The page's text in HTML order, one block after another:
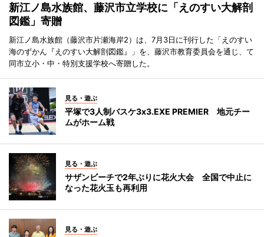
新江ノ島水族館、藤沢市立学校に「えのすい大解剖
図鑑」寄贈
新江ノ島水族館（藤沢市片瀬海岸2）は、7月3日に刊行した「えのすい
海のずかん『えのすい大解剖図鑑』」を、藤沢市教育委員会を通じ、て
同市立小・中・特別支援学校へ寄贈した。
見る・遊ぶ
平塚で3人制バスケ3x3.EXE PREMIER 地元チー
ムがホーム戦
見る・遊ぶ
サザンビーチで2年ぶりに花火大会 全国で中止に
なった花火玉も再利用
見る・遊ぶ